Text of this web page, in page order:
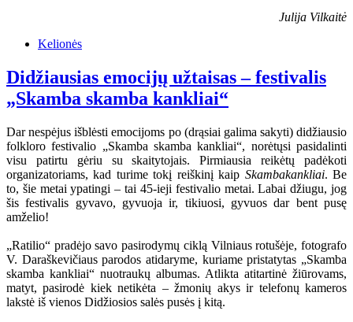
Julija Vilkaitė
Kelionės
Didžiausias emocijų užtaisas – festivalis
„Skamba skamba kankliai“
Dar nespėjus išblėsti emocijoms po (drąsiai galima sakyti) didžiausio
folkloro festivalio „Skamba skamba kankliai“, norėtųsi pasidalinti
visu patirtu gėriu su skaitytojais. Pirmiausia reikėtų padėkoti
organizatoriams, kad turime tokį reiškinį kaip Skambakankliai. Be
to, šie metai ypatingi – tai 45-ieji festivalio metai. Labai džiugu, jog
šis festivalis gyvavo, gyvuoja ir, tikiuosi, gyvuos dar bent pusę
amželio!
„Ratilio“ pradėjo savo pasirodymų ciklą Vilniaus rotušėje, fotografo
V. Daraškevičiaus parodos atidaryme, kuriame pristatytas „Skamba
skamba kankliai“ nuotraukų albumas. Atlikta atitartinė žiūrovams,
matyt, pasirodė kiek netikėta – žmonių akys ir telefonų kameros
lakstė iš vienos Didžiosios salės pusės į kitą.